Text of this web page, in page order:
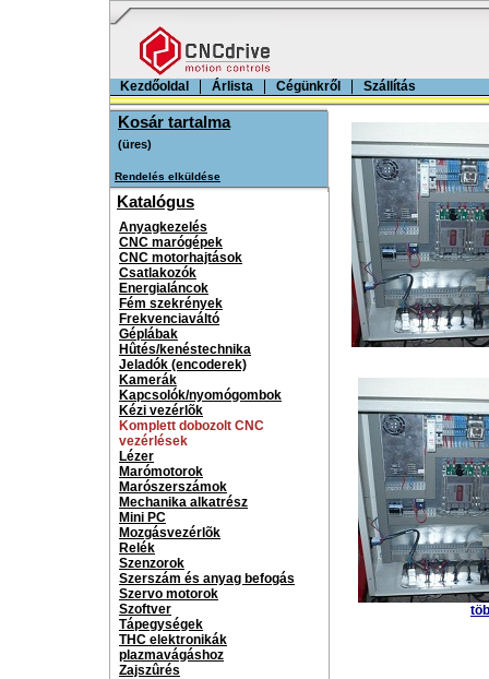
Kezdőoldal Árlista Cégünkről Szállítás
Kosár tartalma
Rendelés elküldése
Katalógus
Anyagkezelés
CNC marógépek
CNC motorhajtások
Csatlakozók
Energialáncok
Fém szekrények
Frekvenciaváltó
Géplábak
Hûtés/kenéstechnika
Jeladók (encoderek)
Kamerák
Kapcsolók/nyomógombok
Kézi vezérlõk
Komplett dobozolt CNC
vezérlések
Lézer
Marómotorok
Marószerszámok
Mechanika alkatrész
Mini PC
Mozgásvezérlõk
Relék
Szenzorok
Szerszám és anyag befogás
Szervo motorok
Szoftver
Tápegységek
THC elektronikák
plazmavágáshoz
Zajszûrés